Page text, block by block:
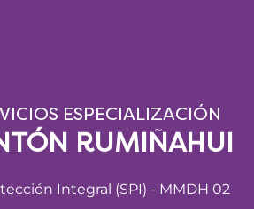
ESPECIALIZACIÓN
RUMIÑAHUI
Integral (SPI) - MMDH 02